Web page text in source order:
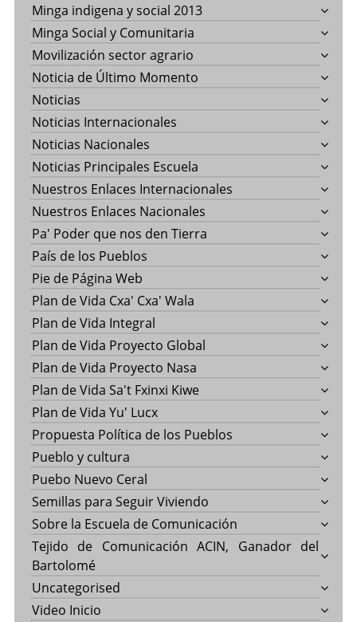
Minga indigena y social 2013
Minga Social y Comunitaria
Movilización sector agrario
Noticia de Último Momento
Noticias
Noticias Internacionales
Noticias Nacionales
Noticias Principales Escuela
Nuestros Enlaces Internacionales
Nuestros Enlaces Nacionales
Pa' Poder que nos den Tierra
País de los Pueblos
Pie de Página Web
Plan de Vida Cxa' Cxa' Wala
Plan de Vida Integral
Plan de Vida Proyecto Global
Plan de Vida Proyecto Nasa
Plan de Vida Sa't Fxinxi Kiwe
Plan de Vida Yu' Lucx
Propuesta Política de los Pueblos
Pueblo y cultura
Puebo Nuevo Ceral
Semillas para Seguir Viviendo
Sobre la Escuela de Comunicación
Tejido de Comunicación ACIN, Ganador del
Bartolomé
Uncategorised
Video Inicio